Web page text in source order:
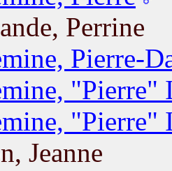
Perrine
Pierre-
"Pierre"
"Pierre"
Jeanne